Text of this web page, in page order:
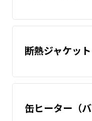
断熱ジャケッ
缶ヒーター（